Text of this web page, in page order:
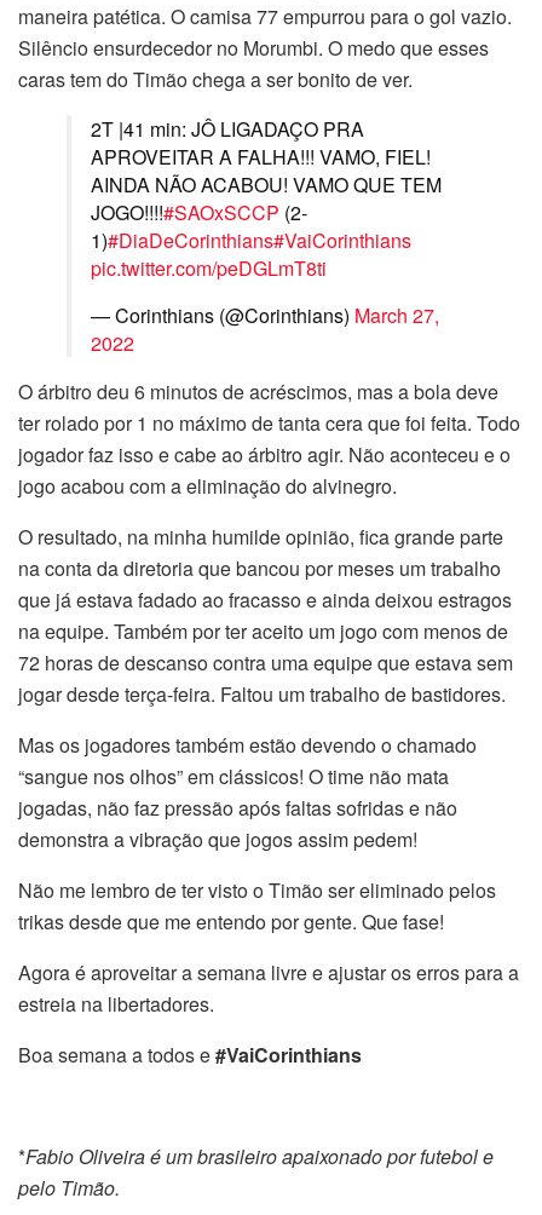
maneira patética. O camisa 77 empurrou para o gol vazio.
Silêncio ensurdecedor no Morumbi. O medo que esses
caras tem do Timão chega a ser bonito de ver.
2T |41 min: JÔ LIGADAÇO PRA
APROVEITAR A FALHA!!! VAMO, FIEL!
AINDA NÃO ACABOU! VAMO QUE TEM
JOGO!!!!#SAOxSCCP (2-
1)#DiaDeCorinthians#VaiCorinthians
pic.twitter.com/peDGLmT8ti
— Corinthians (@Corinthians) March 27,
2022
O árbitro deu 6 minutos de acréscimos, mas a bola deve
ter rolado por 1 no máximo de tanta cera que foi feita. Todo
jogador faz isso e cabe ao árbitro agir. Não aconteceu e o
jogo acabou com a eliminação do alvinegro.
O resultado, na minha humilde opinião, fica grande parte
na conta da diretoria que bancou por meses um trabalho
que já estava fadado ao fracasso e ainda deixou estragos
na equipe. Também por ter aceito um jogo com menos de
72 horas de descanso contra uma equipe que estava sem
jogar desde terça-feira. Faltou um trabalho de bastidores.
Mas os jogadores também estão devendo o chamado
“sangue nos olhos” em clássicos! O time não mata
jogadas, não faz pressão após faltas sofridas e não
demonstra a vibração que jogos assim pedem!
Não me lembro de ter visto o Timão ser eliminado pelos
trikas desde que me entendo por gente. Que fase!
Agora é aproveitar a semana livre e ajustar os erros para a
estreia na libertadores.
Boa semana a todos e#VaiCorinthians
*Fabio Oliveira é um brasileiro apaixonado por futebol e
pelo Timão.